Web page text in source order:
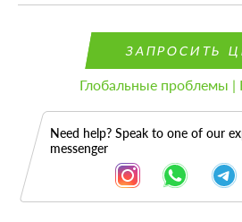
ЗАПРОСИТЬ
Глобальные проблемы
Need help? Speak to one of our
messenger